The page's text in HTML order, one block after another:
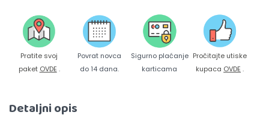
Pratite svoj
paket OVDE .
Povrat novca
do 14 dana.
Sigurno plaćanje
karticama
Pročitajte utiske
kupaca OVDE .
Detaljni opis